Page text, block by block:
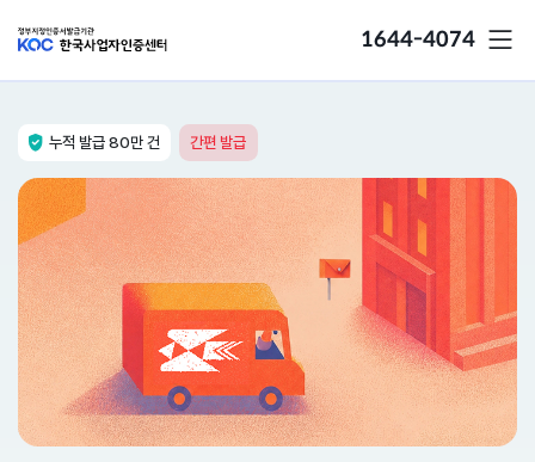
1644-4074
누적 발급 80만 건 간편 발급